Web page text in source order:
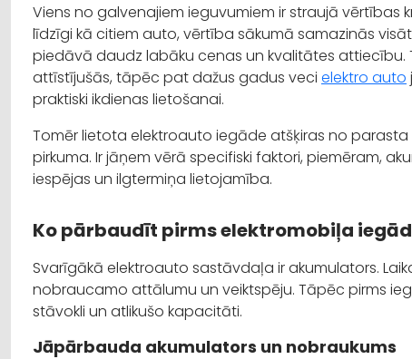
Viens no galvenajiem ieguvumiem ir straujā vērtības
līdzīgi kā citiem auto, vērtība sākumā samazinās
piedāvā daudz labāku cenas un kvalitātes
attīstījušās, tāpēc pat dažus gadus veci elektro auto
praktiski ikdienas lietošanai.
Tomēr lietota elektroauto iegāde atšķiras no
pirkuma. Ir jāņem vērā specifiski faktori, piemēram,
iespējas un ilgtermiņa lietojamība.
Ko pārbaudīt pirms elektromobiļa
Svarīgākā elektroauto sastāvdaļa ir akumulators.
nobraucamo attālumu un veiktspēju. Tāpēc pirms
stāvokli un atlikušo kapacitāti.
Jāpārbauda akumulators un nobraukums